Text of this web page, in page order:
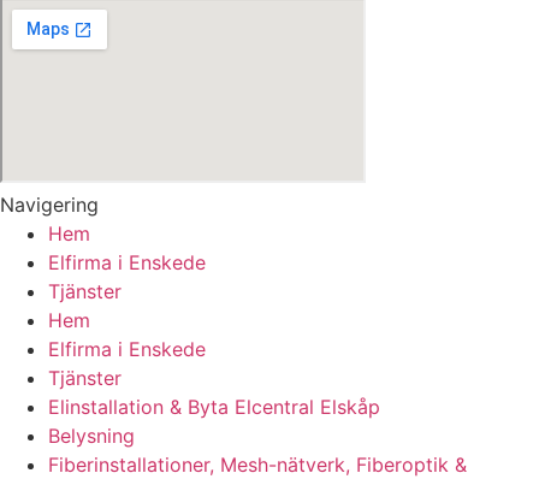
Navigering
Hem
Elfirma i Enskede
Tjänster
Hem
Elfirma i Enskede
Tjänster
Elinstallation & Byta Elcentral Elskåp
Belysning
Fiberinstallationer, Mesh-nätverk, Fiberoptik &